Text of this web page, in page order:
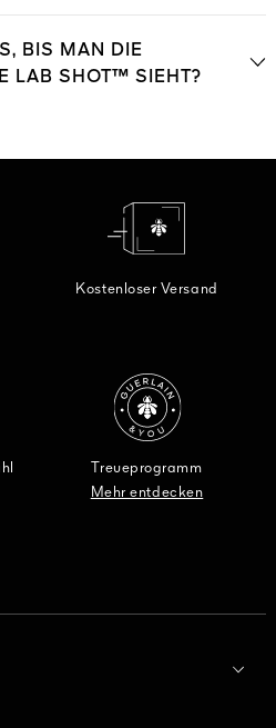
BIS MAN DIE
LAB SHOT™ SIEHT?
Kostenloser Versand
Treueprogramm
Mehr entdecken